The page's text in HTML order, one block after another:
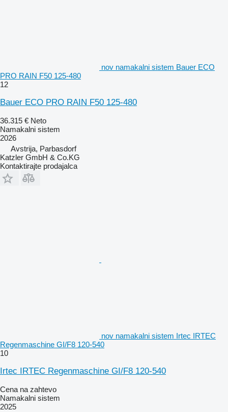
nov namakalni sistem Bauer ECO
PRO RAIN F50 125-480
12
Bauer ECO PRO RAIN F50 125-480
36.315 € Neto
Namakalni sistem
2026
Avstrija, Parbasdorf
Katzler GmbH & Co.KG
Kontaktirajte prodajalca
nov namakalni sistem Irtec IRTEC
Regenmaschine GI/F8 120-540
10
Irtec IRTEC Regenmaschine GI/F8 120-540
Cena na zahtevo
Namakalni sistem
2025